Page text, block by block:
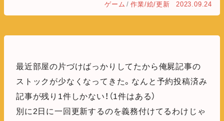
ゲーム / 作業/絵/更新 2023.09.24
最近部屋の片づけばっかりしてたから俺屍記事の
ストックが少なくなってきた。なんと予約投稿済み
記事が残り1件しかない！（1件はある）
別に2日に一回更新するのを義務付けてるわけじゃ